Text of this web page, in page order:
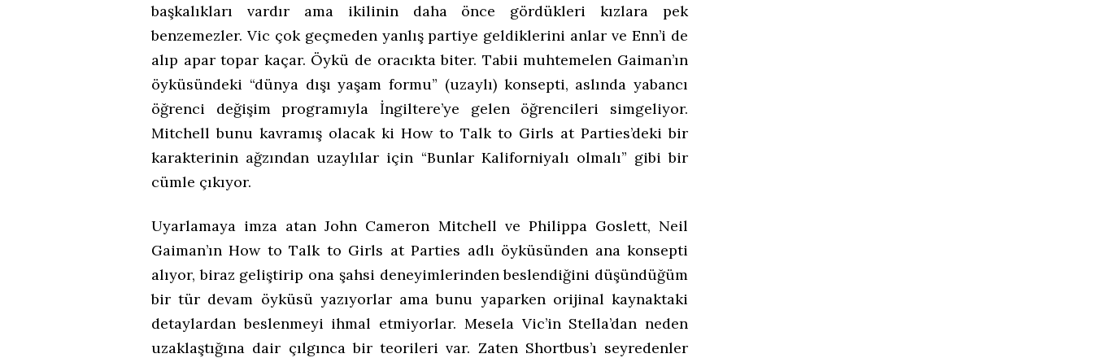
başkalıkları vardır ama ikilinin daha önce gördükleri kızlara pek
benzemezler. Vic çok geçmeden yanlış partiye geldiklerini anlar ve Enn’i de
alıp apar topar kaçar. Öykü de oracıkta biter. Tabii muhtemelen Gaiman’ın
öyküsündeki “dünya dışı yaşam formu” (uzaylı) konsepti, aslında yabancı
öğrenci değişim programıyla İngiltere’ye gelen öğrencileri simgeliyor.
Mitchell bunu kavramış olacak ki How to Talk to Girls at Parties’deki bir
karakterinin ağzından uzaylılar için “Bunlar Kaliforniyalı olmalı” gibi bir
cümle çıkıyor.
Uyarlamaya imza atan John Cameron Mitchell ve Philippa Goslett, Neil
Gaiman’ın How to Talk to Girls at Parties adlı öyküsünden ana konsepti
alıyor, biraz geliştirip ona şahsi deneyimlerinden beslendiğini düşündüğüm
bir tür devam öyküsü yazıyorlar ama bunu yaparken orijinal kaynaktaki
detaylardan beslenmeyi ihmal etmiyorlar. Mesela Vic’in Stella’dan neden
uzaklaştığına dair çılgınca bir teorileri var. Zaten Shortbus’ı seyredenler